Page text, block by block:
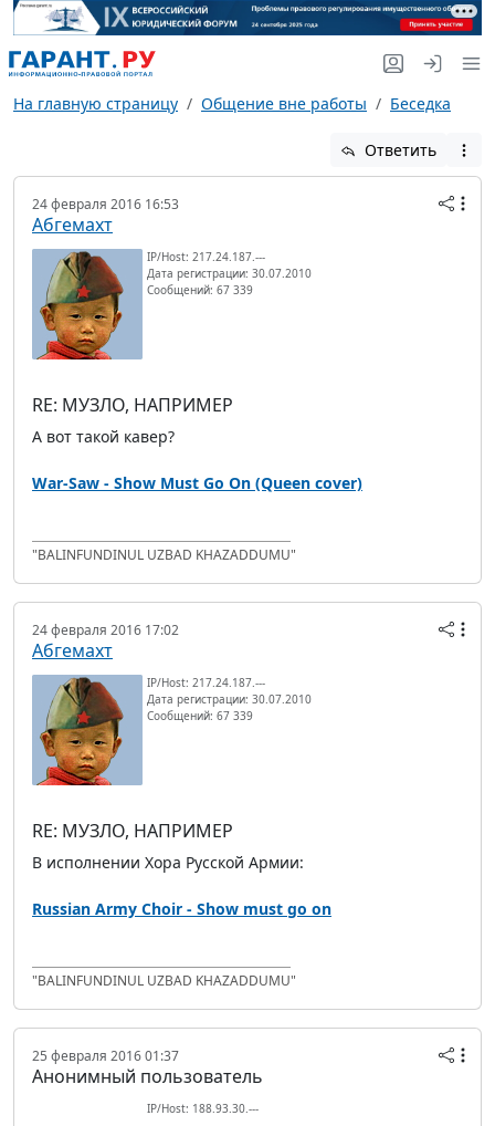
На главную страницу Общение вне работы Беседка
Ответить
24 февраля 2016 16:53
Абгемахт
IP/Host: 217.24.187.---
Дата регистрации: 30.07.2010
Сообщений: 67 339
RE: МУЗЛО, НАПРИМЕР
А вот такой кавер?
War-Saw - Show Must Go On (Queen cover)
"BALINFUNDINUL UZBAD KHAZADDUMU"
24 февраля 2016 17:02
Абгемахт
IP/Host: 217.24.187.---
Дата регистрации: 30.07.2010
Сообщений: 67 339
RE: МУЗЛО, НАПРИМЕР
В исполнении Хора Русской Армии:
Russian Army Choir - Show must go on
"BALINFUNDINUL UZBAD KHAZADDUMU"
25 февраля 2016 01:37
Анонимный пользователь
IP/Host: 188.93.30.---